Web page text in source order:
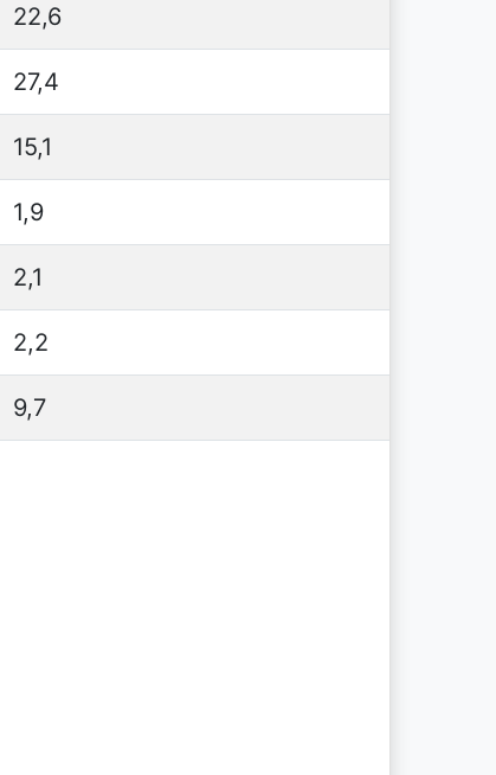
22,6
27,4
15,1
1,9
2,1
2,2
9,7